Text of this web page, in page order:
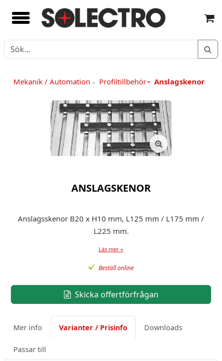
Mekanik / Automation » Profiltillbehör Anslagskenor
ANSLAGSKENOR
Anslagsskenor B20 x H10 mm, L125 mm / L175 mm /
L225 mm.
Läs mer »
Beställ online
Skicka offertförfrågan
Mer info Varianter / Prisinfo Downloads
Passar till